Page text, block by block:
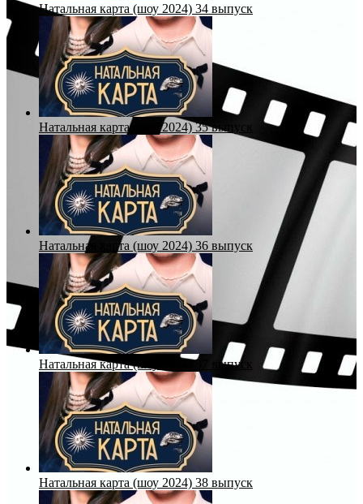
Натальная карта (шоу 2024) 34 выпуск
Натальная карта (шоу 2024) 35 выпуск
Натальная карта (шоу 2024) 36 выпуск
Натальная карта (шоу 2024) 37 выпуск
Натальная карта (шоу 2024) 38 выпуск